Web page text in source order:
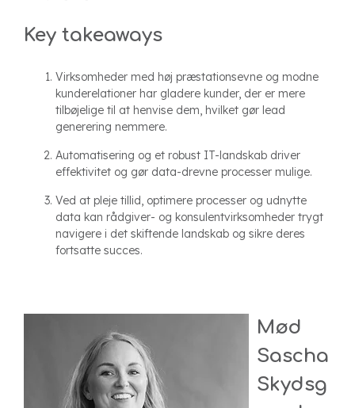
Key takeaways
Virksomheder med høj præstationsevne og modne
kunderelationer har gladere kunder, der er mere
tilbøjelige til at henvise dem, hvilket gør lead
generering nemmere.
Automatisering og et robust IT-landskab driver
effektivitet og gør data-drevne processer mulige.
Ved at pleje tillid, optimere processer og udnytte
data kan rådgiver- og konsulentvirksomheder trygt
navigere i det skiftende landskab og sikre deres
fortsatte succes.
Mød
Sascha
Skydsg